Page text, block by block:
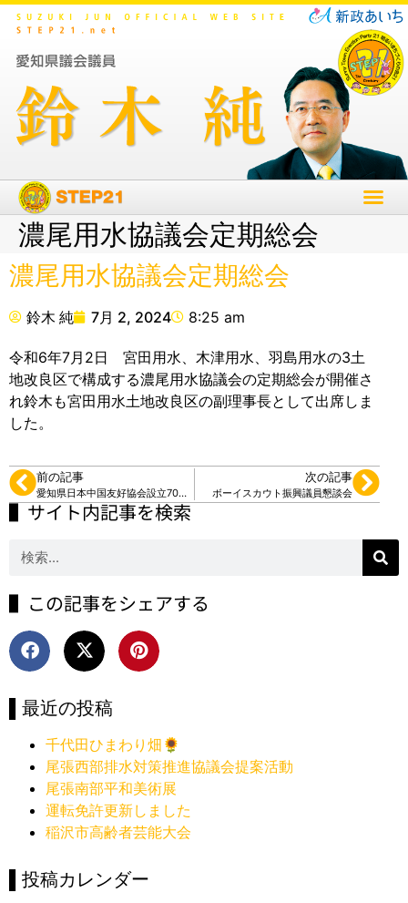
濃尾用水協議会定期総会
濃尾用水協議会定期総会
鈴木 純 7月 2, 2024 8:25 am
令和6年7月2日 宮田用水、木津用水、羽島用水の3土
地改良区で構成する濃尾用水協議会の定期総会が開催さ
れ鈴木も宮田用水土地改良区の副理事長として出席しま
した。
前の記事
愛知県日本中国友好協会設立70周年
次の記事
ボーイスカウト振興議員懇談会
▌サイト内記事を検索
▌この記事をシェアする
▌最近の投稿
千代田ひまわり畑🌻
尾張西部排水対策推進協議会提案活動
尾張南部平和美術展
運転免許更新しました
稲沢市高齢者芸能大会
▌投稿カレンダー